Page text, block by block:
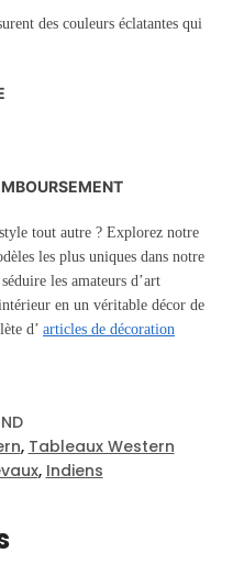
des couleurs éclatantes qui
tout autre ? Explorez notre
les plus uniques dans notre
les amateurs d’art
en un véritable décor de
d’ articles de décoration
ND
, Tableaux Western
, Indiens